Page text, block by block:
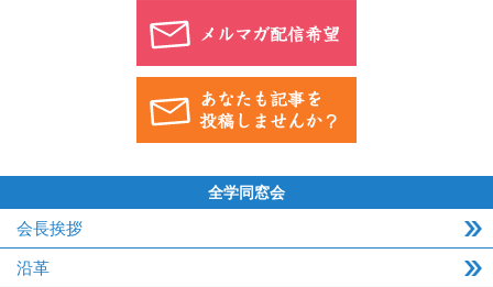
全学同窓会
会長挨拶
沿革